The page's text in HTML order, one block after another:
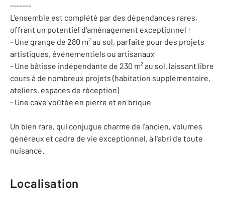
-------
L'ensemble est complété par des dépendances rares,
offrant un potentiel d'aménagement exceptionnel :
- Une grange de 280 m² au sol, parfaite pour des projets
artistiques, événementiels ou artisanaux
- Une bâtisse indépendante de 230 m² au sol, laissant libre
cours à de nombreux projets (habitation supplémentaire,
ateliers, espaces de réception)
- Une cave voûtée en pierre et en brique
Un bien rare, qui conjugue charme de l'ancien, volumes
généreux et cadre de vie exceptionnel, à l'abri de toute
nuisance.
Localisation